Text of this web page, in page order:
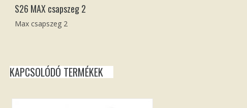
S26 MAX csapszeg 2
Max csapszeg 2
KAPCSOLÓDÓ TERMÉKEK